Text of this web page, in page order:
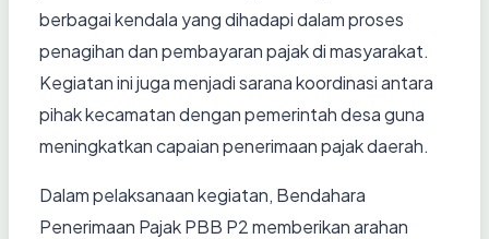
berbagai kendala yang dihadapi dalam proses
penagihan dan pembayaran pajak di masyarakat.
Kegiatan ini juga menjadi sarana koordinasi antara
pihak kecamatan dengan pemerintah desa guna
meningkatkan capaian penerimaan pajak daerah.
Dalam pelaksanaan kegiatan, Bendahara
Penerimaan Pajak PBB P2 memberikan arahan